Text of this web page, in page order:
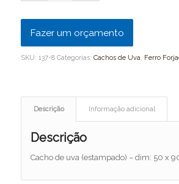
Fazer um orçamento
SKU: 137-8 Categorias: Cachos de Uva, Ferro
Descrição Informação adicional
Descrição
Cacho de uva (estampado) – dim: 50 x